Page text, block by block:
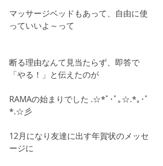
マッサージベッドもあって、自由に使
っていいよ～って
断る理由なんて見当たらず、即答で
「やる！」と伝えたのが
RAMAの始まりでした .☆*ﾟ･ﾟ｡☆.*｡･ﾟ
*.☆彡
12月になり友達に出す年賀状のメッセ
ージに